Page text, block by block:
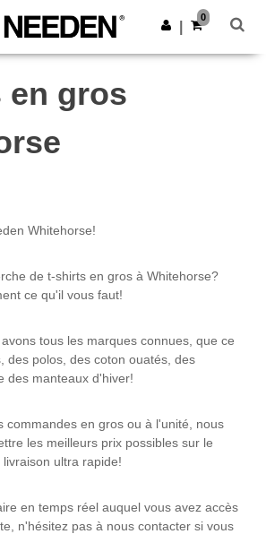
sur l’app !
Obtenir l'appli
0
en gros
Whitehorse!
de t-shirts en gros à Whitehorse?
ce qu'il vous faut!
tous les marques connues, que ce
des polos, des coton ouatés, des
des manteaux d'hiver!
commandes en gros ou à l'unité, nous
les meilleurs prix possibles sur le
ultra rapide!
en temps réel auquel vous avez accès
n'hésitez pas à nous contacter si vous